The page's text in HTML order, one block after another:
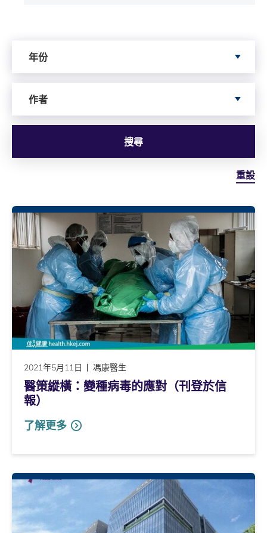
年份
作者
搜尋
重設
2021年5月11日 馮康醫生
醫策縱橫：變種病毒的應對（刊登於信
報）
了解更多